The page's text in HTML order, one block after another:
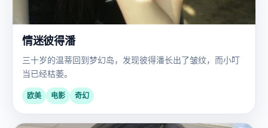
情迷彼得潘
三十岁的温蒂回到梦幻岛，发现彼得潘长出了皱纹，而小叮
当已经枯萎。
欧美 电影
奇幻
2023
国